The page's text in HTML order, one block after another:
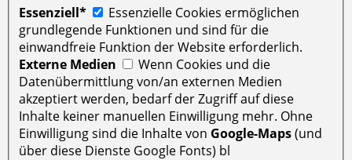
Essenziell*
Essenzielle Cookies ermöglichen
grundlegende Funktionen und sind für die
einwandfreie Funktion der Website erforderlich.
Externe Medien
Wenn Cookies und die
Datenübermittlung von/an externen Medien
akzeptiert werden, bedarf der Zugriff auf diese
Inhalte keiner manuellen Einwilligung mehr. Ohne
Einwilligung sind die Inhalte von Google-Maps(und
über diese Dienste Google Fonts) bl